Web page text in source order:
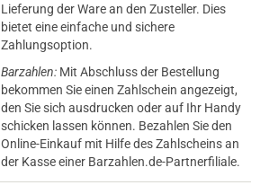
Lieferung der Ware an den Zusteller. Dies
bietet eine einfache und sichere
Zahlungsoption.
Barzahlen: Mit Abschluss der Bestellung
bekommen Sie einen Zahlschein angezeigt,
den Sie sich ausdrucken oder auf Ihr Handy
schicken lassen können. Bezahlen Sie den
Online-Einkauf mit Hilfe des Zahlscheins an
der Kasse einer Barzahlen.de-Partnerfiliale.